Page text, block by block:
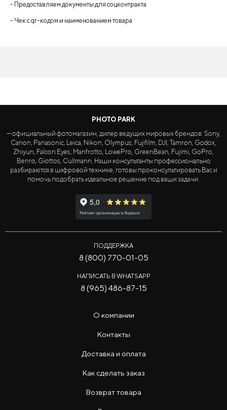
- Предоставляем документы для соцконтракта
- Чек с qr-кодом и наименованием товара
PHOTO PARK
— официальный фотомагазин, дилер ведущих мировых брендов: Sony,
Canon, Panasonic, Leica, Nikon, Olympus, Fujifilm, DJI, Tamron, Godox,
Zhiyun, Falcon Eyes, Manfrotto, LowePro, GreenBean, Fujimi, GoPro,
Benro, Giottos, Cullmann. Наши консультанты профессионально
разбираются в цифровой технике, готовы проконсультировать Вас и
помочь подобрать идеальное решение под ваши задачи.
ПОДДЕРЖКА
8 (800) 770-01-05
НАПИСАТЬ В WHATSAPP
8 (965) 486-87-15
О компании
Контакты
Доставка и оплата
Как сделать заказ
Возврат товара